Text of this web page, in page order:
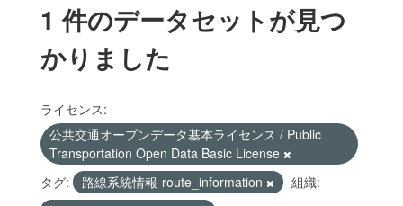
1 件のデータセットが見つ
かりました
ライセンス:
公共交通オープンデータ基本ライセンス / Public
Transportation Open Data Basic License
タグ:
路線系統情報-route_information
組織: